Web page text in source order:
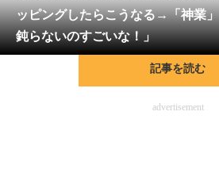
メディア
注目記事を集めた総合ページ
ッピングしたらこうなる→「神業
鈍らないのすごいな！」
記事を読む
advertisement